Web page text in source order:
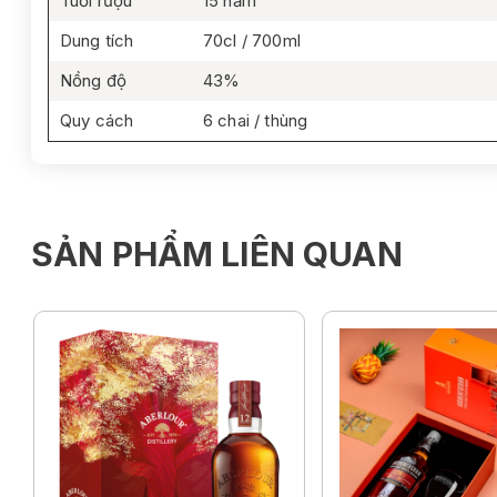
Dung tích
70cl / 700ml
Nồng độ
43%
Quy cách
6 chai / thùng
SẢN PHẨM LIÊN QUAN